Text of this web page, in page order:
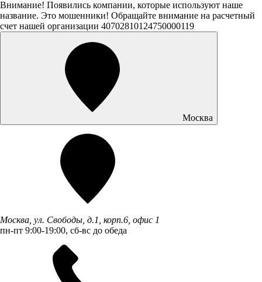
Внимание! Появились компании, которые используют наше
название. Это мошенники! Обращайте внимание на расчетный
счет нашей организации 40702810124750000119
Москва
Москва, ул. Свободы, д.1, корп.6, офис 1
пн-пт 9:00-19:00, сб-вс до обеда